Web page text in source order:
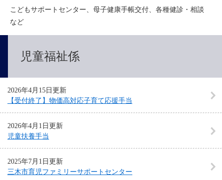
こどもサポートセンター、母子健康手帳交付、各種健診・相談
など
児童福祉係
2026年4月15日更新
【受付終了】物価高対応子育て応援手当
2026年4月1日更新
児童扶養手当
2025年7月1日更新
三木市育児ファミリーサポートセンター